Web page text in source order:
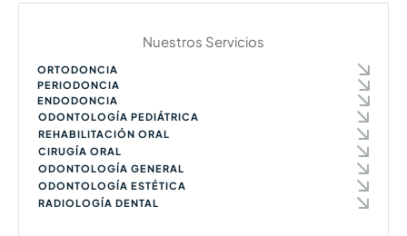
Nuestros Servicios
ORTODONCIA
PERIODONCIA
ENDODONCIA
ODONTOLOGÍA PEDIÁTRICA
REHABILITACIÓN ORAL
CIRUGÍA ORAL
ODONTOLOGÍA GENERAL
ODONTOLOGÍA ESTÉTICA
RADIOLOGÍA DENTAL